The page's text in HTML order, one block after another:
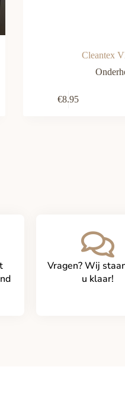
Cleantex
€8.95
Vragen? Wij
u klaar!